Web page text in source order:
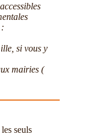
si vous y
mairies (
seuls